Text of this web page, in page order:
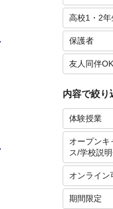
高校1・2年
保護者
友人同伴OK
内容で絞り
体験授業
オープンキ
ス/学校説
オンライン
期間限定